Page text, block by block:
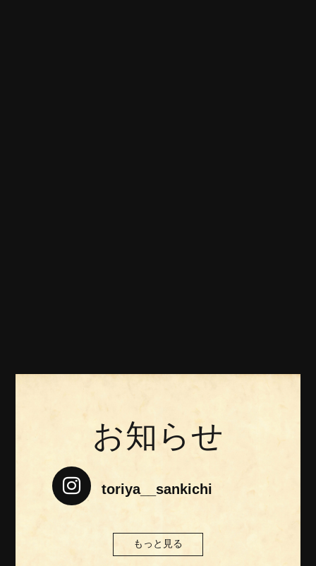
お知らせ
 toriya__sankichi
もっと見る